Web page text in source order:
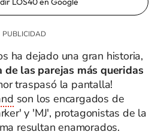
ha dejado una gran historia,
de las parejas más queridas
traspasó la pantalla!
son los encargados de
y 'MJ', protagonistas de la
resultan enamorados.